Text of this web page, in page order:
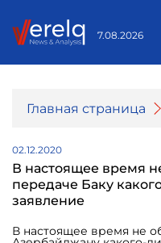
7.08.2026
Главная страница
02.12.2020
В настоящее время
передаче Баку
заявление
В настоящее время не